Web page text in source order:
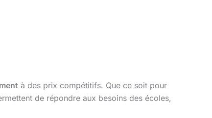
à des prix compétitifs. Que ce soit pour
de répondre aux besoins des écoles,